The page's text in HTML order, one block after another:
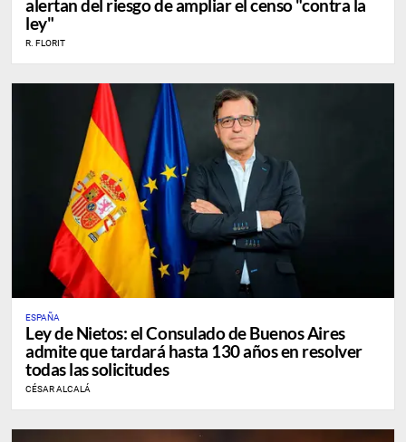
alertan del riesgo de ampliar el censo "contra la
ley"
R. FLORIT
ESPAÑA
Ley de Nietos: el Consulado de Buenos Aires
admite que tardará hasta 130 años en resolver
todas las solicitudes
CÉSAR ALCALÁ